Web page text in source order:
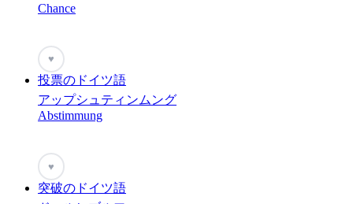
Chance
♥
投票のドイツ語
アップシュティンムング
Abstimmung
♥
突破のドイツ語